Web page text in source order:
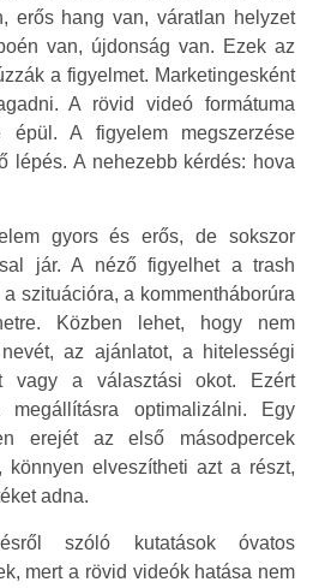
erős hang van, váratlan helyzet
van, újdonság van. Ezek az
a figyelmet. Marketingesként
A rövid videó formátuma
épül. A figyelem megszerzése
lépés. A nehezebb kérdés: hova
gyors és erős, de sokszor
jár. A néző figyelhet a trash
szituációra, a kommentháborúra
Közben lehet, hogy nem
az ajánlatot, a hitelességi
vagy a választási okot. Ezért
optimalizálni. Egy
erejét az első másodpercek
könnyen elveszítheti azt a részt,
adna.
szóló kutatások óvatos
mert a rövid videók hatása nem